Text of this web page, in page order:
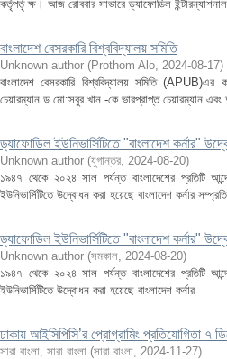
কর্তৃপর্তৃ ক্ষ। আজ রোববার সাভারে ড্যাফোডিল ইন্টারন্যাশনাল
বাংলাদেশ বেসরকারি বিশ্ববিদ্যালয় সমিতি
Unknown author (Prothom Alo, 2024-08-17)
বাংলাদেশ বেসরকারি বিশ্ববিদ্যালয় সমিতি (APUB)এর
চেয়ারম্যান ড.মো:সবুর খান -কে ভারপ্রাপ্ত চেয়ারম্যান এবং
ড্যাফোডিল ইউনিভার্সিটিতে "বাংলাদেশ কর্নার"
Unknown author (যুগান্তর, 2024-08-20)
১৯৪৭ থেকে ২০২৪ সাল পর্যন্ত বাংলাদেশের প্রতিটি
ইউনিভার্সিটিতে উদ্বোধন করা হয়েছে বাংলাদেশ কর্নার
ড্যাফোডিল ইউনিভার্সিটিতে "বাংলাদেশ কর্নার"
Unknown author (সমকাল, 2024-08-20)
১৯৪৭ থেকে ২০২৪ সাল পর্যন্ত বাংলাদেশের প্রতিটি
ইউনিভার্সিটিতে উদ্বোধন করা হয়েছে বাংলাদেশ কর্নার
ঢাকায় আইসিপিসি’র প্রোগ্রামিং প্রতিযোগিতা ৭
সারা বাংলা, সারা বাংলা (সারা বাংলা, 2024-11-27)